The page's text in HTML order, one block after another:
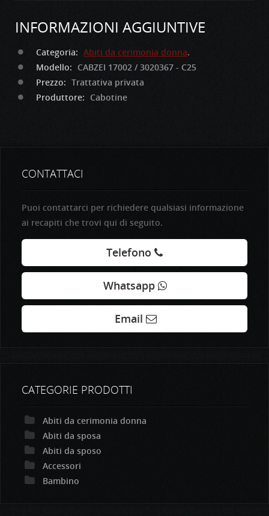
INFORMAZIONI AGGIUNTIVE
Categoria: Abiti da cerimonia donna.
Modello: CABZEI 17002 / 3020367 - C25
Prezzo: Trattativa privata
Produttore: Cabotine
CONTATTACI
Puoi contattarci per richiedere qualsiasi informazione
ai recapiti che trovi qui di seguito.
Telefono
Whatsapp
Email
CATEGORIE PRODOTTI
Abiti da cerimonia donna
Abiti da sposa
Abiti da sposo
Accessori
Bambino